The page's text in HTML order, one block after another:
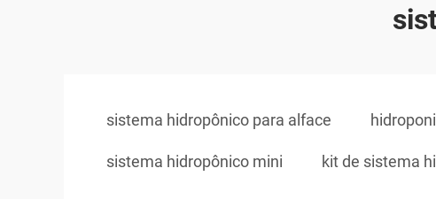
sistema hidropônico para alface
sistema hidropônico mini kit de sistema